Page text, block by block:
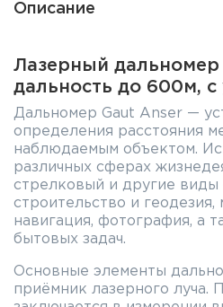
Описание
Лазерный дальномер
дальность до 600м, с
Дальномер Gaut Anser —
определения расстояния
наблюдаемым объектом.
различных сферах
стрелковый и другие виды
строительство и геодезия,
навигация, фотография, а
бытовых задач.
Основные элементы
приёмник лазерного луча.